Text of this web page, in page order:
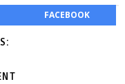
FACEBOOK